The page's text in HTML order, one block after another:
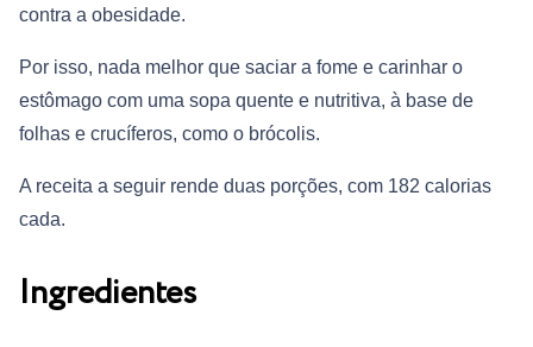
contra a obesidade.
Por isso, nada melhor que saciar a fome e carinhar o
estômago com uma sopa quente e nutritiva, à base de
folhas e crucíferos, como o brócolis.
A receita a seguir rende duas porções, com 182 calorias
cada.
Ingredientes